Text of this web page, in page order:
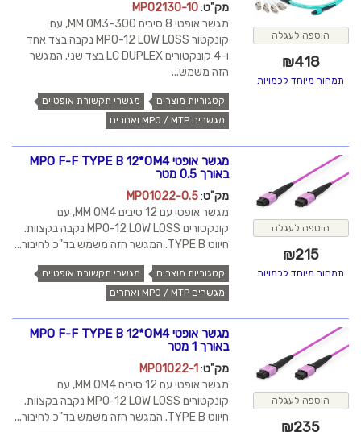
הוספה לעגלה
₪418
תמחור מיוחד לכמויות
מק"ט:
MPO2130-10
מגשר אופטי 8 סיבים MM OM3-300, עם
קונקטור MPO-12 LOW LOSS נקבה בצד אחד
ו-4 קונקטורים LC DUPLEX בצד שני. המגשר
הזה משמש...
קטגוריות מוצרים
מגשרי תקשורת אופטיים
מגשרים MPO / MTP ואחרים
הוספה לעגלה
₪215
תמחור מיוחד לכמויות
מגשר אופטי MPO F-F TYPE B 12*OM4
באורך 0.5 מטר
מק"ט:
MPO1022-0.5
מגשר אופטי עם 12 סיבים MM OM4, עם
קונקטורים MPO-12 LOW LOSS נקבה בקצוות.
חיווט TYPE B. המגשר הזה משמש בד"כ לחיבור...
קטגוריות מוצרים
מגשרי תקשורת אופטיים
מגשרים MPO / MTP ואחרים
הוספה לעגלה
₪235
מגשר אופטי MPO F-F TYPE B 12*OM4
באורך 1 מטר
מק"ט:
MPO1022-1
מגשר אופטי עם 12 סיבים MM OM4, עם
קונקטורים MPO-12 LOW LOSS נקבה בקצוות.
חיווט TYPE B. המגשר הזה משמש בד"כ לחיבור...